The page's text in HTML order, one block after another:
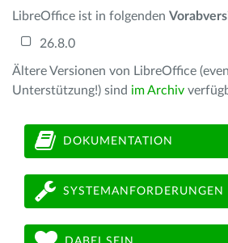
LibreOffice ist in folgenden
26.8.0
Ältere Versionen von LibreOffice
Unterstützung!) sind im Archiv
DOKUMENTATION
SYSTEMANFORDERUNGEN